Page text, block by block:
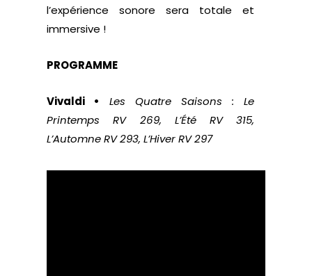
l’expérience sonore sera totale et
immersive !
PROGRAMME
Vivaldi • Les Quatre Saisons : Le
Printemps RV 269, L’Été RV 315,
L’Automne RV 293, L’Hiver RV 297